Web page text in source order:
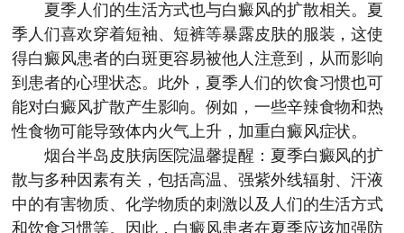
夏季人们的生活方式也与白癜风的扩散相关。夏
季人们喜欢穿着短袖、短裤等暴露皮肤的服装，这使
得白癜风患者的白斑更容易被他人注意到，从而影响
到患者的心理状态。此外，夏季人们的饮食习惯也可
能对白癜风扩散产生影响。例如，一些辛辣食物和热
性食物可能导致体内火气上升，加重白癜风症状。
烟台半岛皮肤病医院温馨提醒：夏季白癜风的扩
散与多种因素有关，包括高温、强紫外线辐射、汗液
中的有害物质、化学物质的刺激以及人们的生活方式
和饮食习惯等。因此，白癜风患者在夏季应该加强防